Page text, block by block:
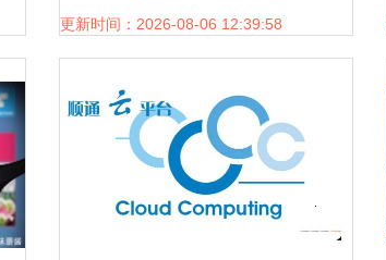
F7/F7x的车机黑科技
更新时间：2026-08-06 12:39:58